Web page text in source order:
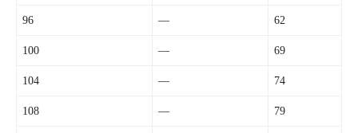
96 — 62
100 — 69
104 — 74
108 — 79